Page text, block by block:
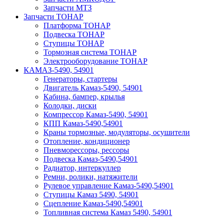
Запчасти МТЗ
Запчасти ТОНАР
Платформа ТОНАР
Подвеска ТОНАР
Ступицы ТОНАР
Тормозная система ТОНАР
Электрооборудование ТОНАР
КАМАЗ-5490, 54901
Генераторы, стартеры
Двигатель Камаз-5490, 54901
Кабина, бампер, крылья
Колодки, диски
Компрессор Камаз-5490, 54901
КПП Камаз-5490,54901
Краны тормозные, модуляторы, осушители
Отопление, кондиционер
Пневморессоры, рессоры
Подвеска Камаз-5490,54901
Радиатор, интеркуллер
Ремни, ролики, натяжители
Рулевое управление Камаз-5490,54901
Ступицы Камаз 5490, 54901
Сцепление Камаз-5490,54901
Топливная система Камаз 5490, 54901